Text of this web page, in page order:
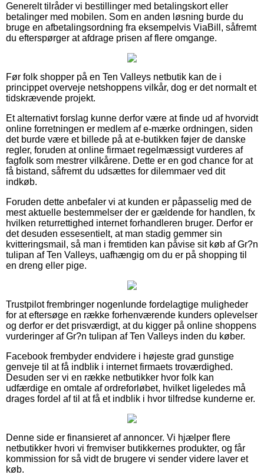
Generelt tilråder vi bestillinger med betalingskort eller
betalinger med mobilen. Som en anden løsning burde du
bruge en afbetalingsordning fra eksempelvis ViaBill, såfremt
du efterspørger at afdrage prisen af flere omgange.
Før folk shopper på en Ten Valleys netbutik kan de i
princippet overveje netshoppens vilkår, dog er det normalt et
tidskrævende projekt.
Et alternativt forslag kunne derfor være at finde ud af hvorvidt
online forretningen er medlem af e-mærke ordningen, siden
det burde være et billede på at e-butikken føjer de danske
regler, foruden at online firmaet regelmæssigt vurderes af
fagfolk som mestrer vilkårene. Dette er en god chance for at
få bistand, såfremt du udsættes for dilemmaer ved dit
indkøb.
Foruden dette anbefaler vi at kunden er påpasselig med de
mest aktuelle bestemmelser der er gældende for handlen, fx
hvilken returrettighed internet forhandleren bruger. Derfor er
det desuden essesentielt, at man stadig gemmer sin
kvitteringsmail, så man i fremtiden kan påvise sit køb af Gr?n
tulipan af Ten Valleys, uafhængig om du er på shopping til
en dreng eller pige.
Trustpilot frembringer nogenlunde fordelagtige muligheder
for at eftersøge en række forhenværende kunders oplevelser
og derfor er det prisværdigt, at du kigger på online shoppens
vurderinger af Gr?n tulipan af Ten Valleys inden du køber.
Facebook frembyder endvidere i højeste grad gunstige
genveje til at få indblik i internet firmaets troværdighed.
Desuden ser vi en række netbutikker hvor folk kan
udfærdige en omtale af ordreforløbet, hvilket ligeledes må
drages fordel af til at få et indblik i hvor tilfredse kunderne er.
Denne side er finansieret af annoncer. Vi hjælper flere
netbutikker hvori vi fremviser butikkernes produkter, og får
kommission for så vidt de brugere vi sender videre laver et
køb.